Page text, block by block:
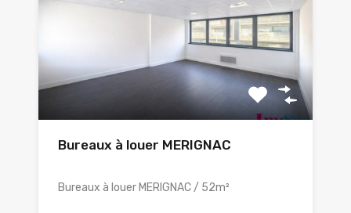
Bureaux à louer MERIGNAC
Bureaux à louer MERIGNAC / 52m²